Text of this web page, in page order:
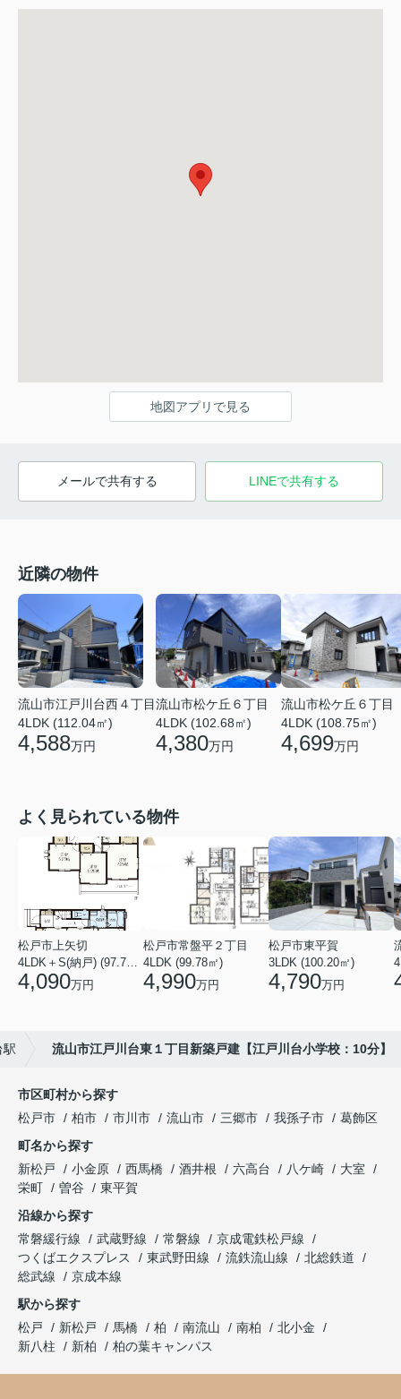
地図アプリで見る
メールで共有する LINEで共有する
近隣の物件
流山市江戸川台西４丁目
4LDK (112.04㎡)
4,588万円
流山市松ケ丘６丁目
4LDK (102.68㎡)
4,380万円
流山市松ケ丘６丁目
4LDK (108.75㎡)
4,699万円
よく見られている物件
松戸市上矢切
4LDK＋S(納戸) (97.71㎡)
4,090万円
松戸市常盤平２丁目
4LDK (99.78㎡)
4,990万円
松戸市東平賀
3LDK (100.20㎡)
4,790万円
駅 流山市江戸川台東１丁目新築戸建【江戸川台小学校：10分】
市区町村から探す
松戸市
柏市 市川市 流山市 三郷市 我孫子市
葛飾区
町名から探す
新松戸
小金原 西馬橋 酒井根 六高台 八ケ崎
大室
栄町
曽谷
東平賀
沿線から探す
常磐緩行線
武蔵野線 常磐線
京成電鉄松戸線
つくばエクスプレス
東武野田線 流鉄流山線
北総鉄道
総武線
京成本線
駅から探す
松戸
新松戸 馬橋 柏 南流山 南柏
北小金
新八柱
新柏 柏の葉キャンパス